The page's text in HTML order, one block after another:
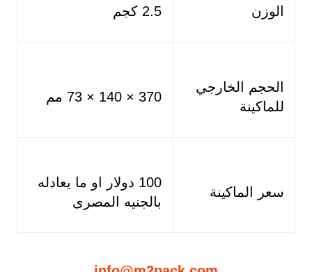
الوزن 2.5 كجم
الحجم الخارجي
للماكينة
370 × 140 × 73 مم
سعر الماكينة
100 دولار او ما يعادله
بالجنيه المصرى